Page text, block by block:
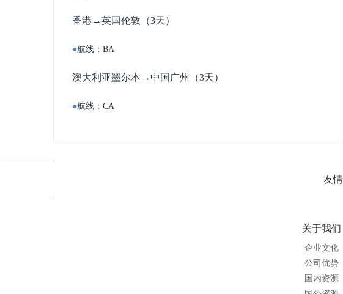
香港→英国伦敦（3天）
●航线：BA
澳大利亚墨尔本→中国广州（3天）
●航线：CA
友
关于我们
企业文化
公司优势
国内资源